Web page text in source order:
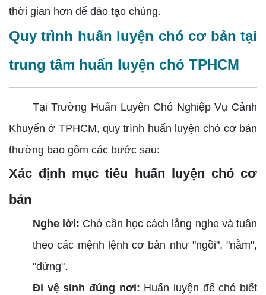
thời gian hơn để đào tạo chúng.
Quy trình huấn luyện chó cơ bản tại
trung tâm huấn luyện chó TPHCM
Tại Trường Huấn Luyện Chó Nghiệp Vụ Cảnh
Khuyển ở TPHCM, quy trình huấn luyện chó cơ bản
thường bao gồm các bước sau:
Xác định mục tiêu huấn luyện chó cơ
bản
Nghe lời: Chó cần học cách lắng nghe và tuân
theo các mệnh lệnh cơ bản như "ngồi", "nằm",
"đứng".
Đi vệ sinh đúng nơi: Huấn luyện để chó biết